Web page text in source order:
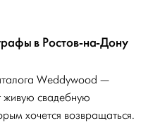
в Ростов-на-Дону
Weddywood —
живую свадебную
хочется возвращаться.